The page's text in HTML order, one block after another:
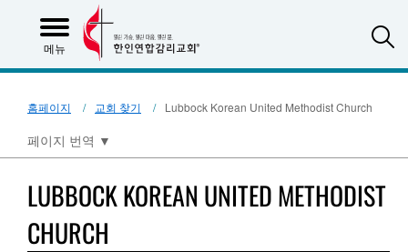
메뉴
홈페이지 교회 찾기 Lubbock Korean United Methodist Church
페이지 번역 ▼
LUBBOCK KOREAN UNITED METHODIST
CHURCH